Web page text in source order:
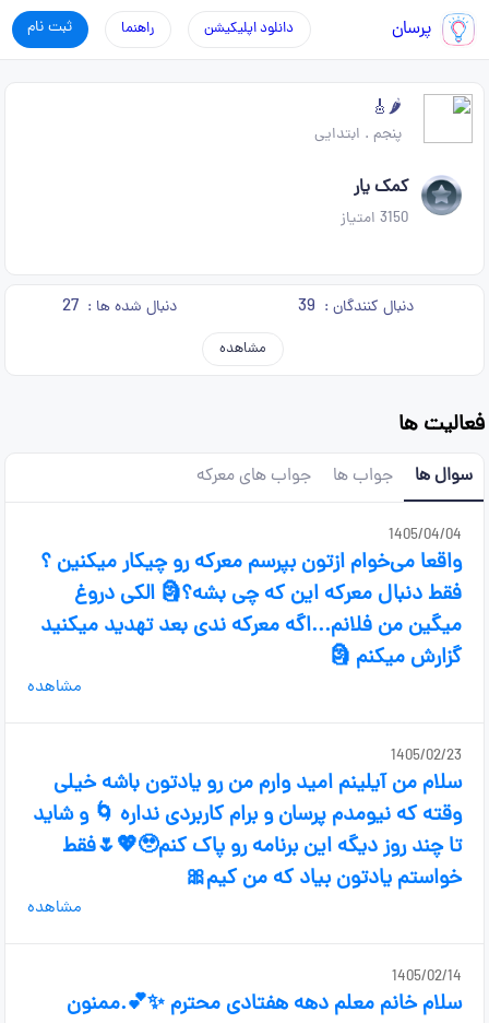
پرسان ثبت نام راهنما دانلود اپلیکیشن
🌶️🎸
پنجم . ابتدایی
کمک یار
3150 امتیاز
دنبال کنندگان : 39 دنبال شده ها : 27
مشاهده
فعالیت ها
سوال ها جواب ها جواب های معرکه
1405/04/04
واقعا می‌خوام ازتون بپرسم معرکه رو چیکار میکنین ؟
فقط دنبال معرکه این که چی بشه؟🗿 الکی دروغ
میگین من فلانم...اگه معرکه ندی بعد تهدید میکنید
گزارش میکنم 🗿
مشاهده
1405/02/23
سلام من آیلینم امید وارم من رو یادتون باشه خیلی
وقته که نیومدم پرسان و برام کاربردی نداره 🌀 و شاید
تا چند روز دیگه این برنامه رو پاک کنم🥹💖🌷فقط
خواستم یادتون بیاد که من کیم🎀
مشاهده
1405/02/14
سلام خانم معلم دهه هفتادی محترم ✨💕.ممنون